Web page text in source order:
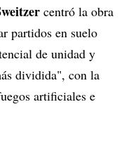
centró la obra
partidos en suelo
de unidad y
dividida", con la
artificiales e